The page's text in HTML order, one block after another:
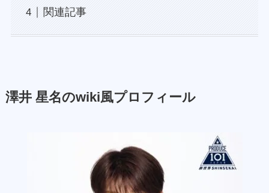
関連記事
澤井 星名のwiki風プロフィール